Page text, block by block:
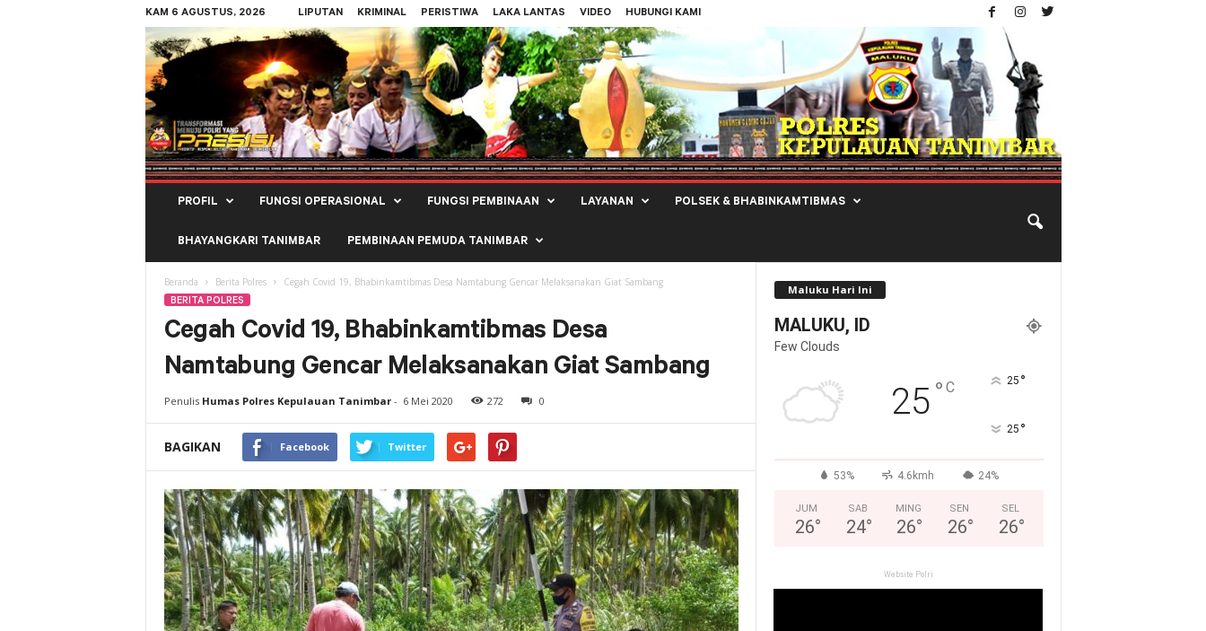
KAM 6 AGUSTUS, 2026 LIPUTAN KRIMINAL PERISTIWA LAKA LANTAS VIDEO HUBUNGI KAMI
Polres
Kepulauan
PROFIL FUNGSI OPERASIONAL FUNGSI PEMBINAAN LAYANAN POLSEK & BHABINKAMTIBMAS
BHAYANGKARI TANIMBAR PEMBINAAN PEMUDA TANIMBAR
Beranda Berita Polres Cegah Covid 19, Bhabinkamtibmas Desa Namtabung Gencar Melaksanakan Giat Sambang
BERITA POLRES
Cegah Covid 19, Bhabinkamtibmas Desa
Namtabung Gencar Melaksanakan Giat Sambang
Penulis Humas Polres Kepulauan Tanimbar- 6 Mei 2020 272 0
BAGIKAN Facebook Twitter
Maluku Hari Ini
MALUKU, ID
Few Clouds
25 ° C 25 °
25 °
53% 4.6kmh 24%
JUM
26°
SAB
24°
MING
26°
SEN
26°
SEL
26°
Website Polri